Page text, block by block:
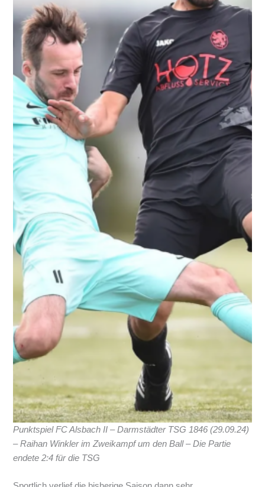
Punktspiel FC Alsbach II – Darmstädter TSG 1846 (29.09.24)
– Raihan Winkler im Zweikampf um den Ball – Die Partie
endete 2:4 für die TSG